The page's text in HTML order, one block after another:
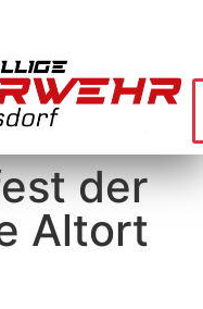
der
Altort